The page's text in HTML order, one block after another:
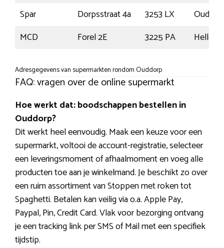
Spar
Dorpsstraat 4a 3253 LX
MCD
Forel 2E 3225 PA
Adresgegevens van supermarkten rondom Ouddorp
FAQ: vragen over de online supermarkt
Hoe werkt dat: boodschappen bestellen in
Ouddorp?
Dit werkt heel eenvoudig. Maak een keuze voor een
supermarkt, voltooi de account-registratie, selecteer
een leveringsmoment of afhaalmoment en voeg alle
producten toe aan je winkelmand. Je beschikt zo over
een ruim assortiment van Stoppen met roken tot
Spaghetti. Betalen kan veilig via o.a. Apple Pay,
Paypal, Pin, Credit Card. Vlak voor bezorging ontvang
je een tracking link per SMS of Mail met een specifiek
tijdstip.